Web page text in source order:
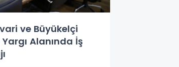
ve Büyükelçi
Alanında İş